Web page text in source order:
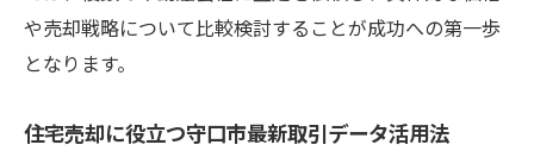
や売却戦略について比較検討することが成功への第一歩
となります。
住宅売却に役立つ守口市最新取引データ活用法